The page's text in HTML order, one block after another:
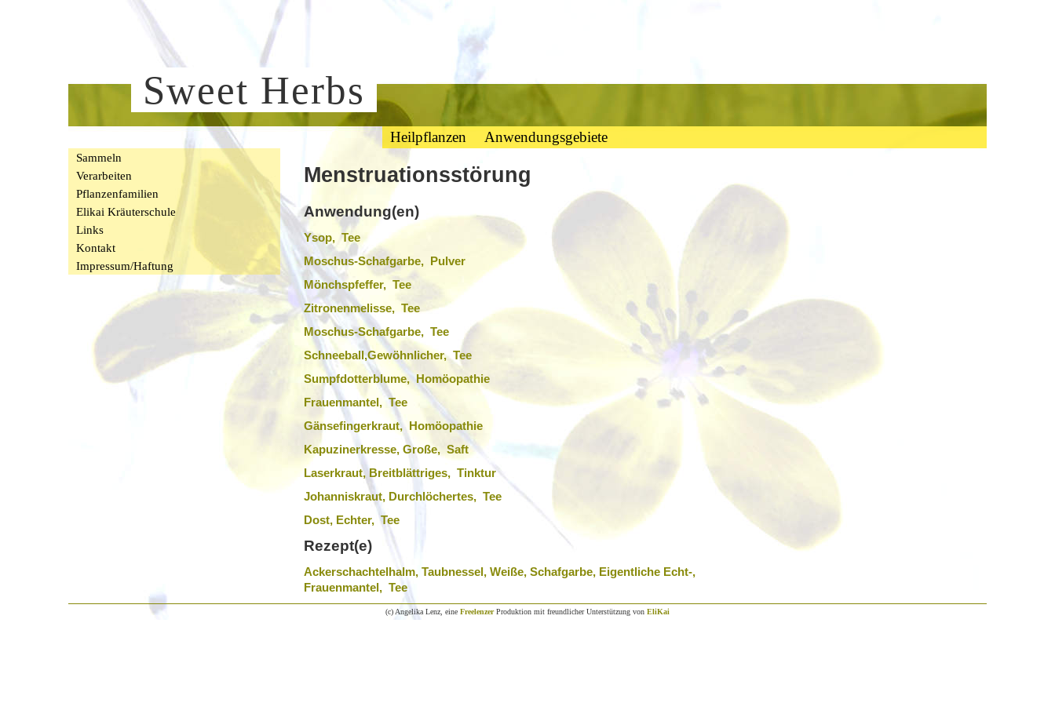
Sweet Herbs
Heilpflanzen Anwendungsgebiete
Sammeln
Verarbeiten
Pflanzenfamilien
Elikai Kräuterschule
Links
Kontakt
Impressum/Haftung
Menstruationsstörung
Anwendung(en)
Ysop, Tee
Moschus-Schafgarbe, Pulver
Mönchspfeffer, Tee
Zitronenmelisse, Tee
Moschus-Schafgarbe, Tee
Schneeball,Gewöhnlicher, Tee
Sumpfdotterblume, Homöopathie
Frauenmantel, Tee
Gänsefingerkraut, Homöopathie
Kapuzinerkresse, Große, Saft
Laserkraut, Breitblättriges, Tinktur
Johanniskraut, Durchlöchertes, Tee
Dost, Echter, Tee
Rezept(e)
Ackerschachtelhalm, Taubnessel, Weiße, Schafgarbe, Eigentliche Echt-,
Frauenmantel, Tee
(c) Angelika Lenz, eine FreelenzerProduktion mit freundlicher Unterstützung von EliKai